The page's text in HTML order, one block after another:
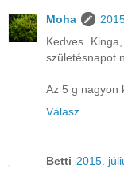
Moha
Kedves
születésnapot
Az 5 g nagyon
Válasz
Betti 2015.